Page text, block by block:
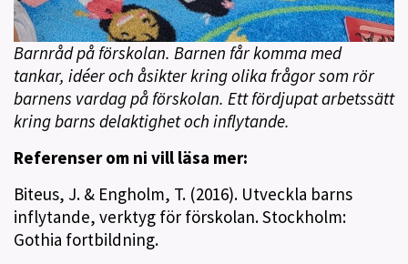
Barnråd på förskolan. Barnen får komma med
tankar, idéer och åsikter kring olika frågor som rör
barnens vardag på förskolan. Ett fördjupat arbetssätt
kring barns delaktighet och inflytande.
Referenser om ni vill läsa mer:
Biteus, J. & Engholm, T. (2016). Utveckla barns
inflytande, verktyg för förskolan. Stockholm:
Gothia fortbildning.